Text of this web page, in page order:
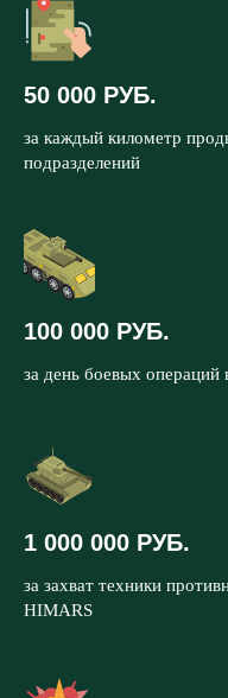
50 000 РУБ.
за каждый километр
подразделений
100 000 РУБ.
за день боевых операций
1 000 000 РУБ.
за захват техники
HIMARS